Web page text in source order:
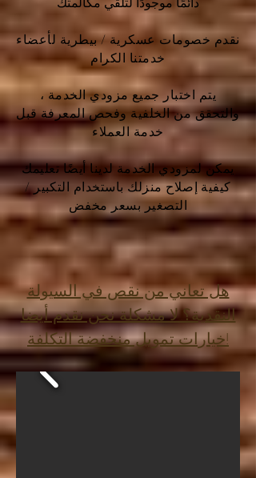
نقدم خصومات عسكرية / بيطرية لأعضاء
خدمتنا الكرام
يتم اختبار جميع مزودي الخدمة ،
والتحقق من الخلفية وفحص المعرفة قبل
خدمة العملاء
يمكن لمزودي الخدمة لدينا أيضًا تعليمك
كيفية إصلاح منزلك باستخدام التكبير /
التصغير بسعر مخفض
هل تعاني من نقص في السيولة
النقدية؟ لا مشكلة نحن نقدم أيضا
خيارات تمويل منخفضة التكلفة!